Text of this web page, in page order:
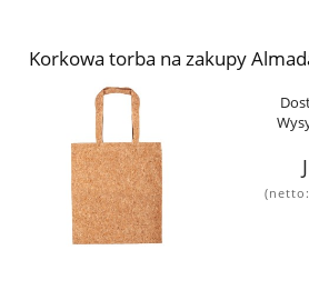
Korkowa torba na zakupy
(netto: